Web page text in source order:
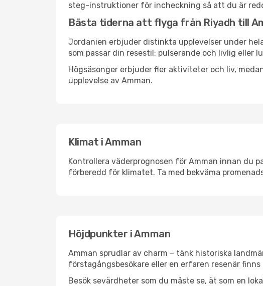
steg-instruktioner för incheckning så att du är
Bästa tiderna att flyga från Riyadh till
Jordanien erbjuder distinkta upplevelser under
som passar din resestil: pulserande och livlig eller
Högsäsonger erbjuder fler aktiviteter och liv,
upplevelse av Amman.
Klimat i Amman
Kontrollera väderprognosen för Amman innan du
förberedd för klimatet. Ta med bekväma
Höjdpunkter i Amman
Amman sprudlar av charm – tänk historiska
förstagångsbesökare eller en erfaren resenär
Besök sevärdheter som du måste se, ät som en